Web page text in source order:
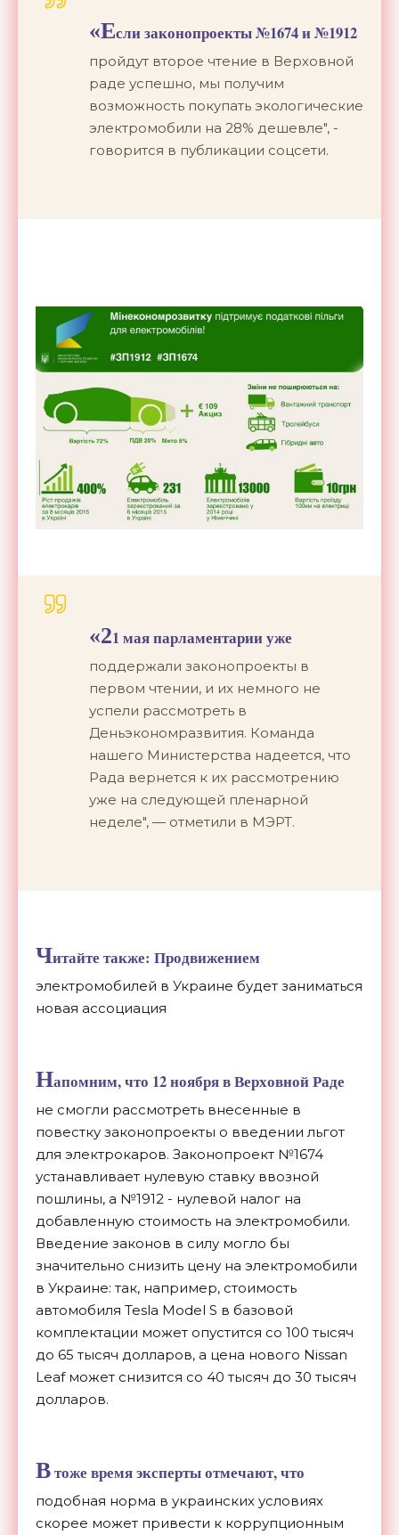
«Если законопроекты №1674 и №1912
пройдут второе чтение в Верховной
раде успешно, мы получим
возможность покупать экологические
электромобили на 28% дешевле", -
говорится в публикации соцсети.
«21 мая парламентарии уже
поддержали законопроекты в
первом чтении, и их немного не
успели рассмотреть в
Деньэкономразвития. Команда
нашего Министерства надеется, что
Рада вернется к их рассмотрению
уже на следующей пленарной
неделе", — отметили в МЭРТ.
Читайте также: Продвижением
электромобилей в Украине будет заниматься
новая ассоциация
Напомним, что 12 ноября в Верховной Раде
не смогли рассмотреть внесенные в
повестку законопроекты о введении льгот
для электрокаров. Законопроект №1674
устанавливает нулевую ставку ввозной
пошлины, а №1912 - нулевой налог на
добавленную стоимость на электромобили.
Введение законов в силу могло бы
значительно снизить цену на электромобили
в Украине: так, например, стоимость
автомобиля Tesla Model S в базовой
комплектации может опустится со 100 тысяч
до 65 тысяч долларов, а цена нового Nissan
Leaf может снизится со 40 тысяч до 30 тысяч
долларов.
Втоже время эксперты отмечают, что
подобная норма в украинских условиях
скорее может привести к коррупционным